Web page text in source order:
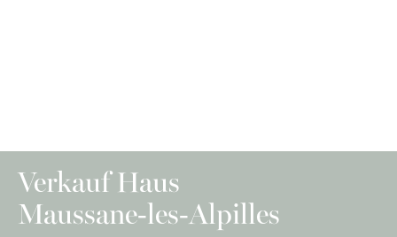
Verkauf Haus
Maussane-les-Alpilles